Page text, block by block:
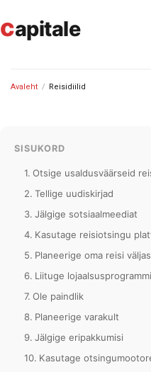
to
content
capitale
Avaleht / Reisidiilid
SISUKORD
Otsige usaldusväärseid
Tellige uudiskirjad
Jälgige sotsiaalmeediat
Kasutage reisiotsingu
Planeerige oma reisi
Liituge
Ole paindlik
Planeerige varakult
Jälgige eripakkumisi
Kasutage